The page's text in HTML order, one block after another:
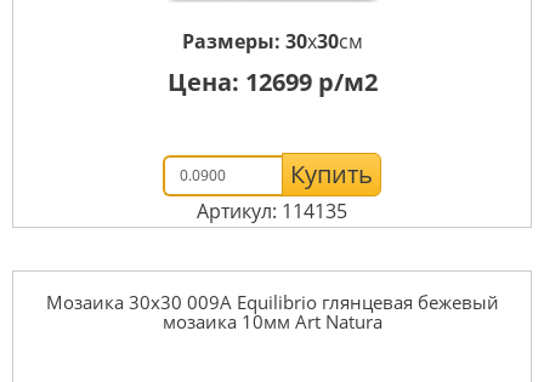
Размеры: 30x30см
Цена: 12699р/м2
Купить
Артикул: 114135
Мозаика 30x30 009A Equilibrio глянцевая бежевый
мозаика 10мм Art Natura